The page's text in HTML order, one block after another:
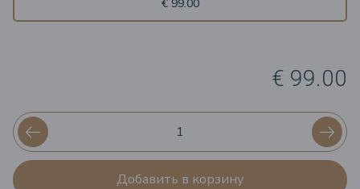
€ 99.00
€ 99.00
Добавить в корзину